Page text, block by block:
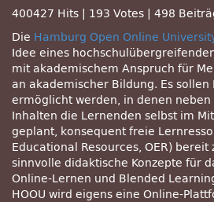
400427 Hits
193 Votes
498
Die Hamburg Open Online
Idee eines
mit akademischem Anspruch für
an akademischer Bildung. Es sollen
ermöglicht werden, in denen
Inhalten die Lernenden selbst im
geplant, konsequent freie
Educational Resources, OER)
sinnvolle didaktische Konzepte für
Online-Lernen und Blended
HOOU wird eigens eine Online-